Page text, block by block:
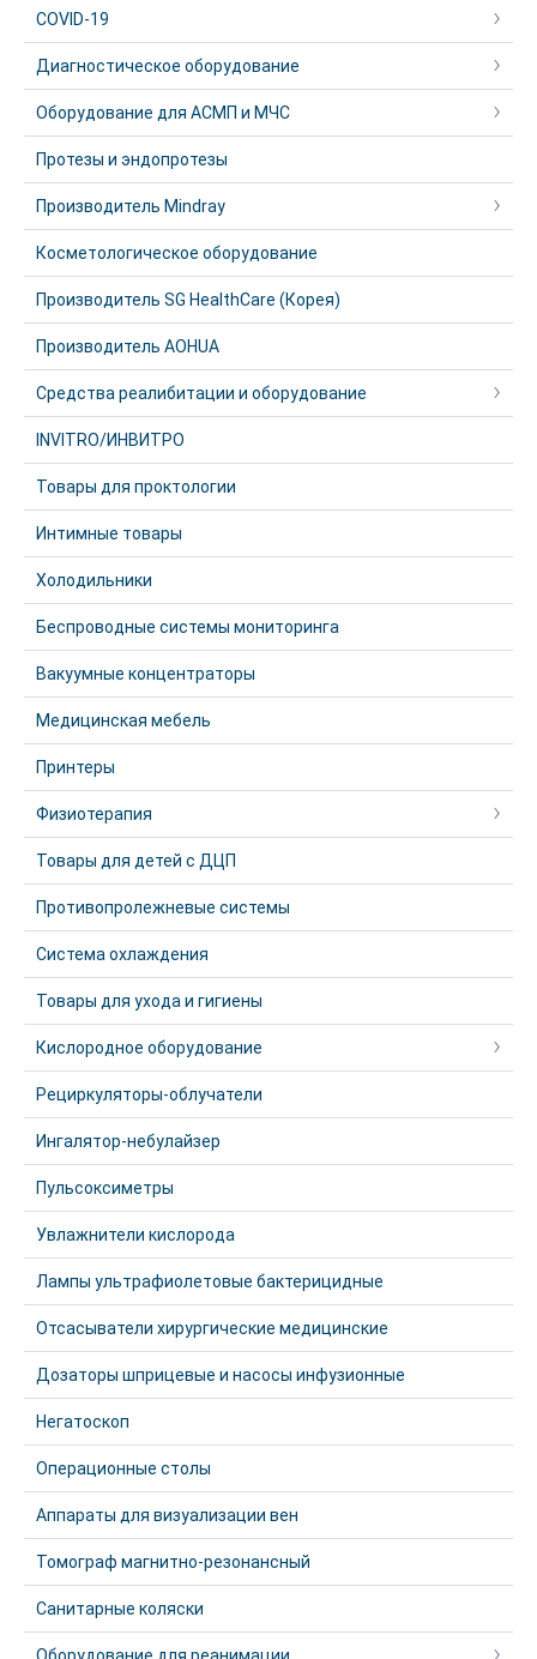
COVID-19
Диагностическое оборудование
Оборудование для АСМП и МЧС
Протезы и эндопротезы
Производитель Mindray
Косметологическое оборудование
Производитель SG HealthCare (Корея)
Производитель AOHUA
Средства реалибитации и оборудование
INVITRO/ИНВИТРО
Товары для проктологии
Интимные товары
Холодильники
Беспроводные системы мониторинга
Вакуумные концентраторы
Медицинская мебель
Принтеры
Физиотерапия
Товары для детей с ДЦП
Противопролежневые системы
Система охлаждения
Товары для ухода и гигиены
Кислородное оборудование
Рециркуляторы-облучатели
Ингалятор-небулайзер
Пульсоксиметры
Увлажнители кислорода
Лампы ультрафиолетовые бактерицидные
Отсасыватели хирургические медицинские
Дозаторы шприцевые и насосы инфузионные
Негатоскоп
Операционные столы
Аппараты для визуализации вен
Томограф магнитно-резонансный
Санитарные коляски